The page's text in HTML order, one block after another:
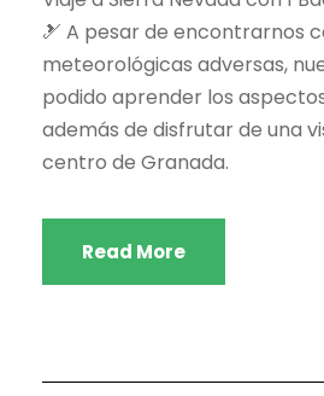
🎿 A pesar de encontrarnos
meteorológicas adversas,
podido aprender los
además de disfrutar de una
centro de Granada.
Read More